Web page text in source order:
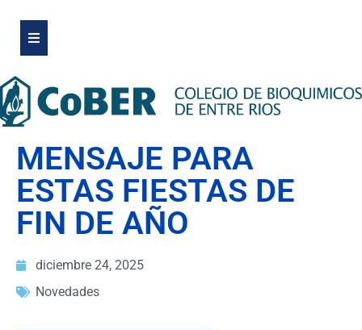
MENSAJE PARA
ESTAS FIESTAS DE
FIN DE AÑO
diciembre 24, 2025
Novedades